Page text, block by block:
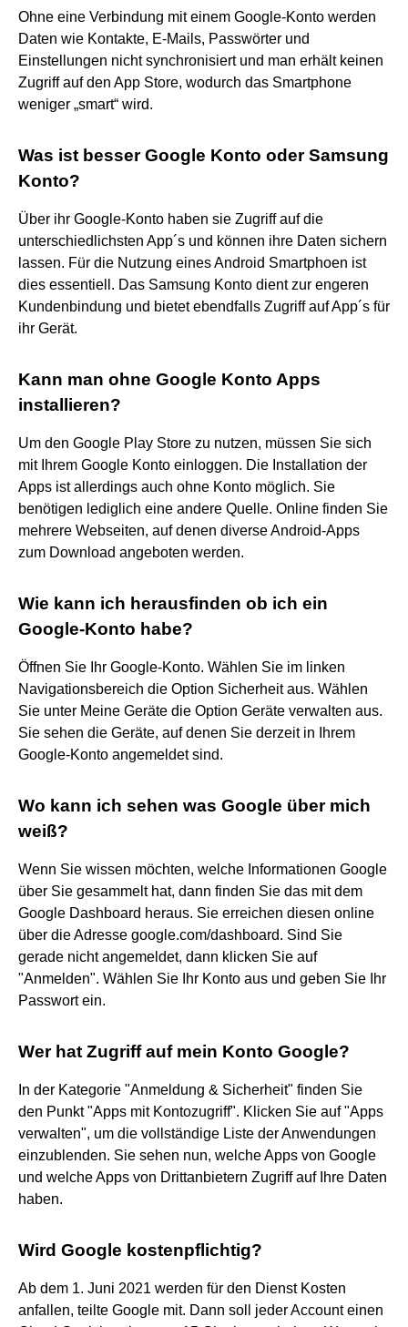
Ohne eine Verbindung mit einem Google-Konto werden
Daten wie Kontakte, E-Mails, Passwörter und
Einstellungen nicht synchronisiert und man erhält keinen
Zugriff auf den App Store, wodurch das Smartphone
weniger „smart“ wird.
Was ist besser Google Konto oder Samsung
Konto?
Über ihr Google-Konto haben sie Zugriff auf die
unterschiedlichsten App´s und können ihre Daten sichern
lassen. Für die Nutzung eines Android Smartphoen ist
dies essentiell. Das Samsung Konto dient zur engeren
Kundenbindung und bietet ebendfalls Zugriff auf App´s für
ihr Gerät.
Kann man ohne Google Konto Apps
installieren?
Um den Google Play Store zu nutzen, müssen Sie sich
mit Ihrem Google Konto einloggen. Die Installation der
Apps ist allerdings auch ohne Konto möglich. Sie
benötigen lediglich eine andere Quelle. Online finden Sie
mehrere Webseiten, auf denen diverse Android-Apps
zum Download angeboten werden.
Wie kann ich herausfinden ob ich ein
Google-Konto habe?
Öffnen Sie Ihr Google-Konto. Wählen Sie im linken
Navigationsbereich die Option Sicherheit aus. Wählen
Sie unter Meine Geräte die Option Geräte verwalten aus.
Sie sehen die Geräte, auf denen Sie derzeit in Ihrem
Google-Konto angemeldet sind.
Wo kann ich sehen was Google über mich
weiß?
Wenn Sie wissen möchten, welche Informationen Google
über Sie gesammelt hat, dann finden Sie das mit dem
Google Dashboard heraus. Sie erreichen diesen online
über die Adresse google.com/dashboard. Sind Sie
gerade nicht angemeldet, dann klicken Sie auf
"Anmelden". Wählen Sie Ihr Konto aus und geben Sie Ihr
Passwort ein.
Wer hat Zugriff auf mein Konto Google?
In der Kategorie "Anmeldung & Sicherheit" finden Sie
den Punkt "Apps mit Kontozugriff". Klicken Sie auf "Apps
verwalten", um die vollständige Liste der Anwendungen
einzublenden. Sie sehen nun, welche Apps von Google
und welche Apps von Drittanbietern Zugriff auf Ihre Daten
haben.
Wird Google kostenpflichtig?
Ab dem 1. Juni 2021 werden für den Dienst Kosten
anfallen, teilte Google mit. Dann soll jeder Account einen